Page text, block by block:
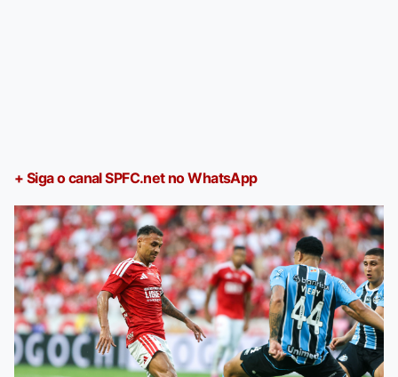
+ Siga o canal SPFC.net no WhatsApp